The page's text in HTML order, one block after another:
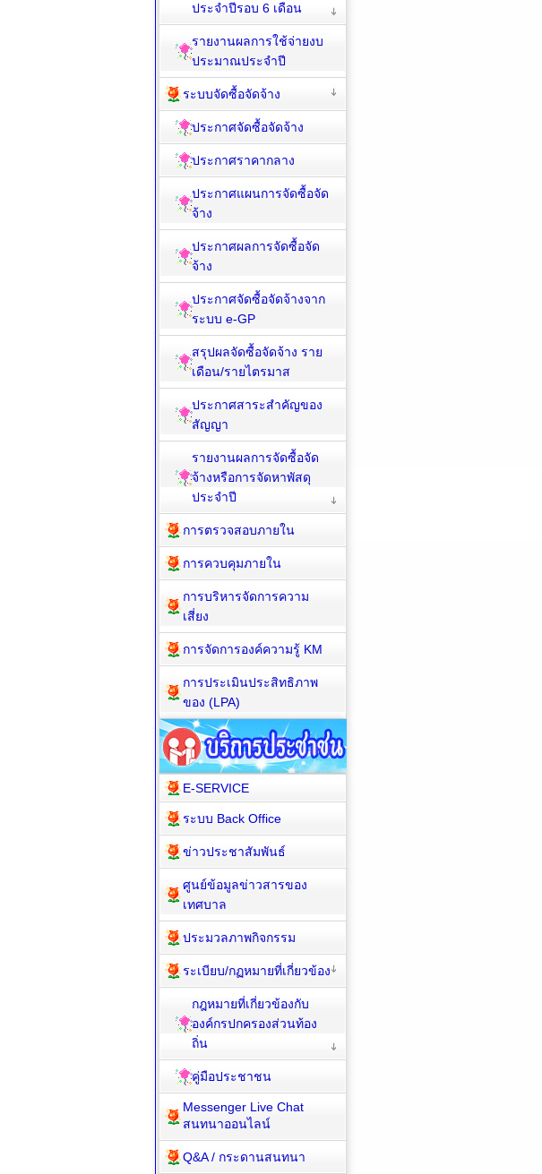
ประจำปีรอบ 6 เดือน
รายงานผลการใช้จ่ายงบ
ประมาณประจำปี
ระบบจัดซื้อจัดจ้าง
ประกาศจัดซื้อจัดจ้าง
ประกาศราคากลาง
ประกาศแผนการจัดซื้อจัด
จ้าง
ประกาศผลการจัดซื้อจัด
จ้าง
ประกาศจัดซื้อจัดจ้างจาก
ระบบ e-GP
สรุปผลจัดซื้อจัดจ้าง ราย
เดือน/รายไตรมาส
ประกาศสาระสำคัญของ
สัญญา
รายงานผลการจัดซื้อจัด
จ้างหรือการจัดหาพัสดุ
ประจำปี
การตรวจสอบภายใน
การควบคุมภายใน
การบริหารจัดการความ
เสี่ยง
การจัดการองค์ความรู้ KM
การประเมินประสิทธิภาพ
ของ (LPA)
E-SERVICE
ระบบ Back Office
ข่าวประชาสัมพันธ์
ศูนย์ข้อมูลข่าวสารของ
เทศบาล
ประมวลภาพกิจกรรม
ระเบียบ/กฏหมายที่เกี่ยวข้อง
กฎหมายที่เกี่ยวข้องกับ
องค์กรปกครองส่วนท้อง
ถิ่น
คู่มือประชาชน
Messenger Live Chat
สนทนาออนไลน์
Q&A / กระดานสนทนา